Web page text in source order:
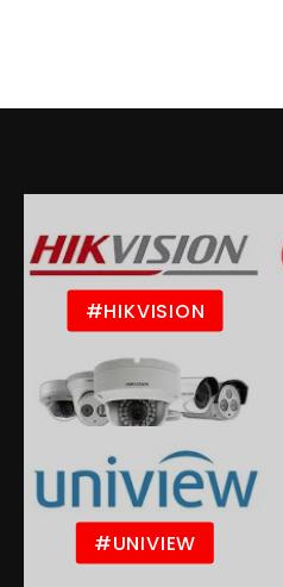
#HIKVISION
#UNIVIEW